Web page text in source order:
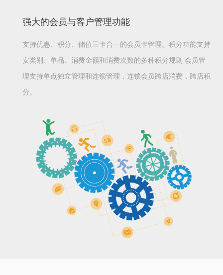
强大的会员与客户管理功能
支持优惠、积分、储值三卡合一的会员卡管理。积分功能支持
安类别、单品、消费金额和消费次数的多种积分规则 会员管
理支持单点独立管理和连锁管理，连锁会员跨店消费，跨店积
分。